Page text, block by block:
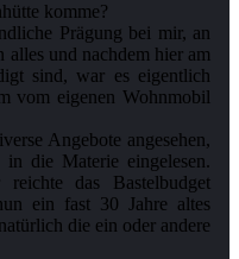
komme?
Prägung bei mir, an
und nachdem hier am
sind, war es eigentlich
vom eigenen Wohnmobil
Angebote angesehen,
die Materie eingelesen.
das Bastelbudget
ein fast 30 Jahre altes
die ein oder andere